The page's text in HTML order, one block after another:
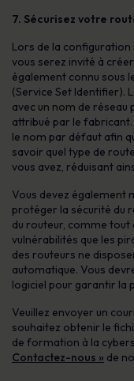
7. Sécurisez votre
Lors de la
vous serez invité à
également connu sous
(Service Set Identifier).
avec un nom de réseau
attribué par le
le nom par défaut afin
savoir quel type de
vous avez, réduisant
Vous devez également
protéger la sécurité du
du routeur, comme tout
vulnérabilités que les
des routeurs ne
automatique. Vous
logiciel pour garantir la
Veuillez envoyer un
souhaitez obtenir le
de formation à la
Contactez-nous » de